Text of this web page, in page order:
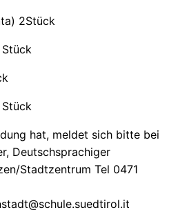
2Stück
hat, meldet sich bitte bei
Deutschsprachiger
Stadtzentrum Tel 0471